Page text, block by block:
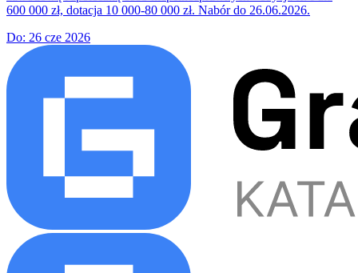
600 000 zł, dotacja 10 000-80 000 zł. Nabór do 26.06.2026.
Do: 26 cze 2026